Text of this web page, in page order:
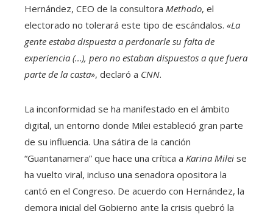
Hernández, CEO de la consultora Methodo, el
electorado no tolerará este tipo de escándalos. «La
gente estaba dispuesta a perdonarle su falta de
experiencia (…), pero no estaban dispuestos a que fuera
parte de la casta», declaró a CNN.
La inconformidad se ha manifestado en el ámbito
digital, un entorno donde Milei estableció gran parte
de su influencia. Una sátira de la canción
“Guantanamera” que hace una crítica a Karina Milei se
ha vuelto viral, incluso una senadora opositora la
cantó en el Congreso. De acuerdo con Hernández, la
demora inicial del Gobierno ante la crisis quebró la